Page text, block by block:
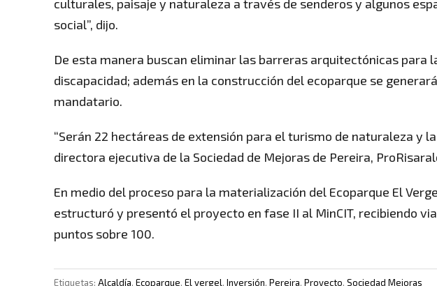
culturales, paisaje y naturaleza a través de senderos y algunos
social”, dijo.
De esta manera buscan eliminar las barreras arquitectónicas para
discapacidad; además en la construcción del ecoparque se
mandatario.
“Serán 22 hectáreas de extensión para el turismo de naturaleza y
directora ejecutiva de la Sociedad de Mejoras de Pereira,
En medio del proceso para la materialización del Ecoparque El
estructuró y presentó el proyecto en fase II al MinCIT, recibiendo
puntos sobre 100.
Etiquetas: Alcaldía, Ecoparque, El vergel, Inversión, Pereira, Proyecto, Sociedad Mejoras